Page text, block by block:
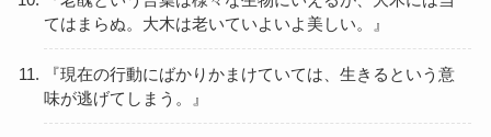
てはまらぬ。大木は老いていよいよ美しい。』
『現在の行動にばかりかまけていては、生きるという意
味が逃げてしまう。』